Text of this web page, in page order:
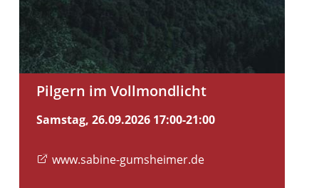
Pilgern im Vollmondlicht
Samstag, 26.09.2026 17:00-21:00
www.sabine-gumsheimer.de